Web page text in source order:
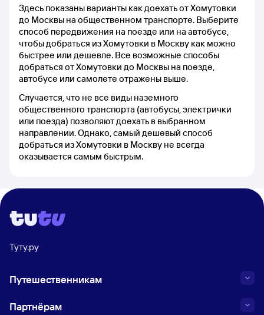
Здесь показаны варианты как доехать от Хомутовки
до Москвы на общественном транспорте. Выберите
способ передвижения на поезде или на автобусе,
чтобы добраться из Хомутовки в Москву как можно
быстрее или дешевле. Все возможные способы
добраться от Хомутовки до Москвы на поезде,
автобусе или самолете отражены выше.
Случается, что не все виды наземного
общественного транспорта (автобусы, электрички
или поезда) позволяют доехать в выбранном
направлении. Однако, самый дешевый способ
добраться из Хомутовки в Москву не всегда
оказывается самым быстрым.
Туту.ру
Путешественникам
Партнёрам